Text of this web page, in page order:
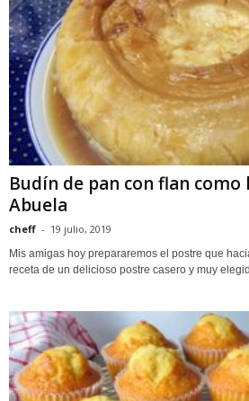
Budín de pan con flan
Abuela
cheff - 19 julio, 2019
Mis amigas hoy prepararemos el postre que
receta de un delicioso postre casero y muy